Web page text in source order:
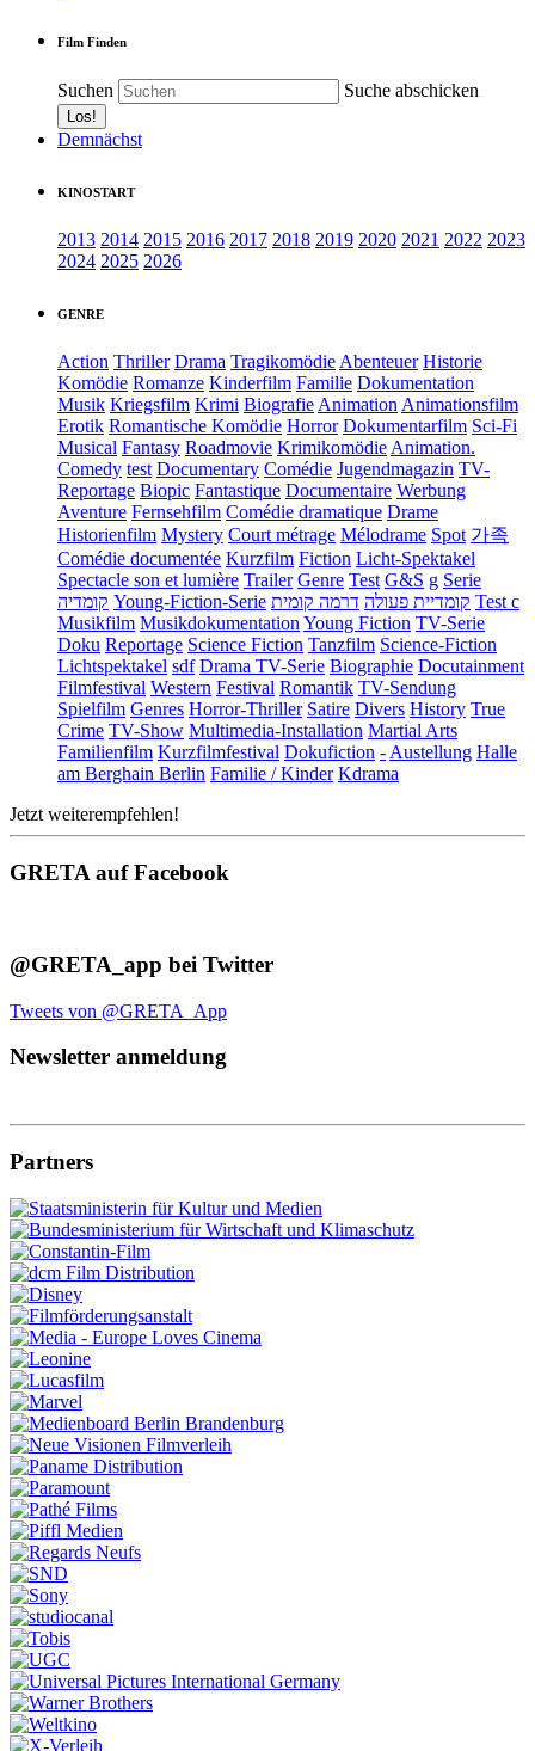
Film Finden
Suchen Suche abschicken
Demnächst
KINOSTART
2013 2014 2015 2016 2017 2018 2019 2020 2021 2022 2023
2024 2025 2026
GENRE
Action Thriller Drama Tragikomödie Abenteuer Historie
Komödie Romanze Kinderfilm Familie Dokumentation
Musik Kriegsfilm Krimi Biografie Animation Animationsfilm
Erotik Romantische Komödie Horror Dokumentarfilm Sci-Fi
Musical Fantasy Roadmovie Krimikomödie Animation.
Comedy test Documentary Comédie Jugendmagazin TV-
Reportage Biopic Fantastique Documentaire Werbung
Aventure Fernsehfilm Comédie dramatique Drame
Historienfilm Mystery Court métrage Mélodrame Spot 가족
Comédie documentée Kurzfilm Fiction Licht-Spektakel
Spectacle son et lumière Trailer Genre Test G&S g Serie
קומדיה Young-Fiction-Serie קומדיית פעולה דרמה קומית
Test c
Musikfilm Musikdokumentation Young Fiction TV-Serie
Doku Reportage Science Fiction Tanzfilm Science-Fiction
Lichtspektakel sdf Drama TV-Serie Biographie Docutainment
Filmfestival Western Festival Romantik TV-Sendung
Spielfilm Genres Horror-Thriller Satire Divers History True
Crime TV-Show Multimedia-Installation Martial Arts
Familienfilm Kurzfilmfestival Dokufiction - Austellung Halle
am Berghain Berlin Familie / Kinder Kdrama
Jetzt weiterempfehlen!
GRETA auf Facebook
@GRETA_app bei Twitter
Tweets von @GRETA_App
Newsletter anmeldung
Partners